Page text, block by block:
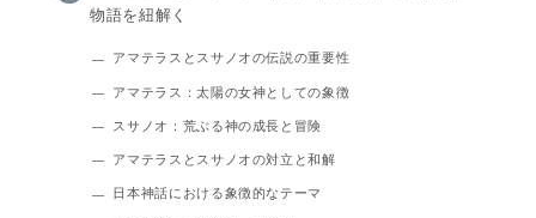
物語を紐解く
アマテラスとスサノオの伝説の重要性
アマテラス：太陽の女神としての象徴
スサノオ：荒ぶる神の成長と冒険
アマテラスとスサノオの対立と和解
日本神話における象徴的なテーマ